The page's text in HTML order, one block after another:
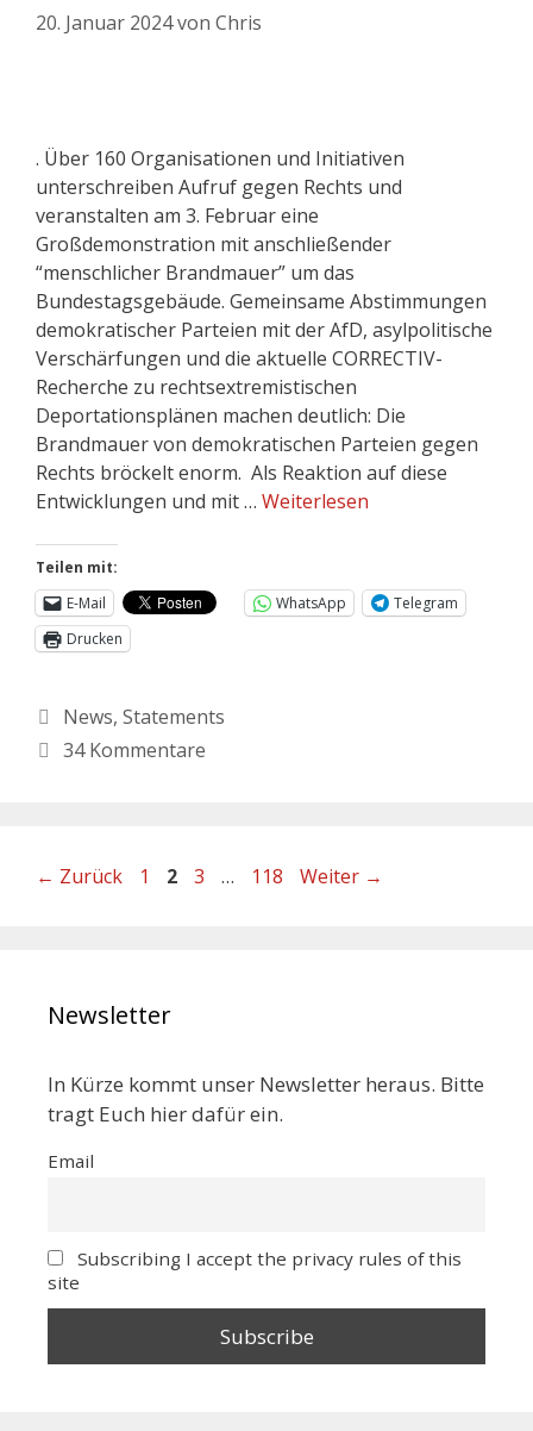
20. Januar 2024von Chris
. Über 160 Organisationen und Initiativen
unterschreiben Aufruf gegen Rechts und
veranstalten am 3. Februar eine
Großdemonstration mit anschließender
“menschlicher Brandmauer” um das
Bundestagsgebäude. Gemeinsame Abstimmungen
demokratischer Parteien mit der AfD, asylpolitische
Verschärfungen und die aktuelle CORRECTIV-
Recherche zu rechtsextremistischen
Deportationsplänen machen deutlich: Die
Brandmauer von demokratischen Parteien gegen
Rechts bröckelt enorm. Als Reaktion auf diese
Entwicklungen und mit … Weiterlesen
Teilen mit:
E-Mail
WhatsApp
Telegram
Drucken
Kategorien
News, Statements
34 Kommentare
← Zurück Seite
1 Seite
2 Seite
3 … Seite
118 Weiter →
Newsletter
In Kürze kommt unser Newsletter heraus. Bitte
tragt Euch hier dafür ein.
Email
Subscribing I accept the privacy rules of this
site